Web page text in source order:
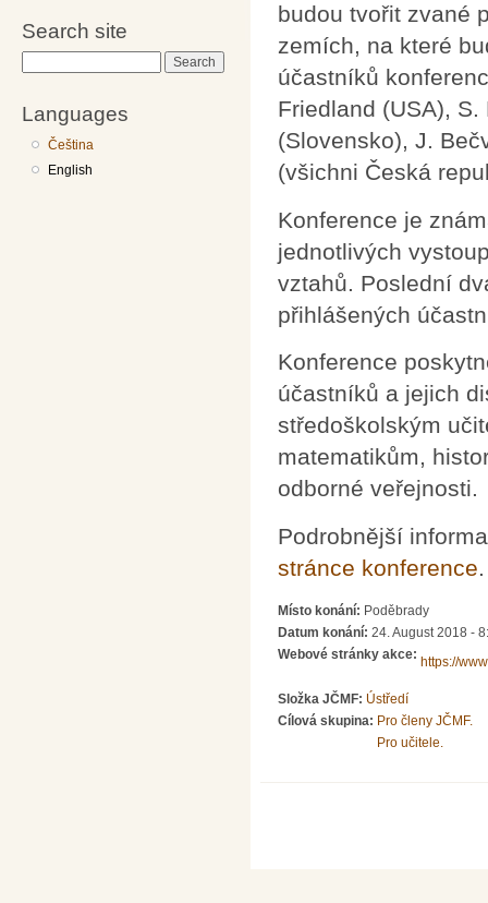
Search site
Languages
Čeština
English
budou tvořit zvané
zemích, na které
účastníků
Friedland (USA),
(Slovensko), J.
(všichni Česká
Konference je
jednotlivých
vztahů. Poslední
přihlášených
Konference
účastníků a jejich
středoškolským
matematikům,
odborné veřejnosti.
Podrobnější
stránce konference.
Místo konání: Poděbrady
Datum konání: 24. August 2018 -
Webové stránky akce:
https://
Složka JČMF: Ústředí
Cílová skupina: Pro členy JČMF.
Pro učitele.